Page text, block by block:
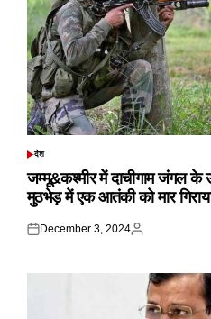
POSTED
देश
जम्मू&कश्मीर में दाचीगाम जंगल के
मुठभेड़ में एक आतंकी को मार
Posted
December 3, 2024
Posted